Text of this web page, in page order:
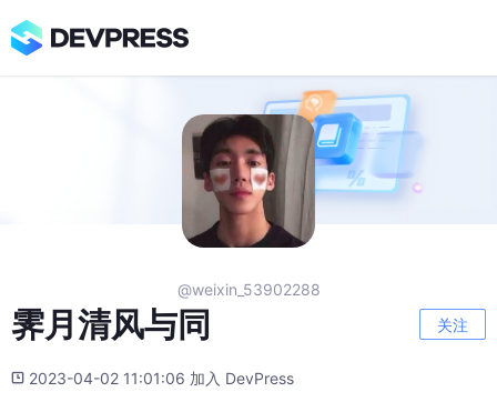
@weixin_53902288
霁月清风与同 关注
2023-04-02 11:01:06 加入 DevPress